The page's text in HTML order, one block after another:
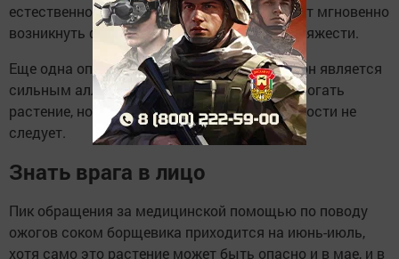
естественной защиты от солнца коже может мгновенно
возникнуть фотодерматит разной степени тяжести.
Еще одна опасность борщевика в том, что он является
сильным аллергеном. Поэтому не только трогать
растение, но даже находиться с ним поблизости не
следует.
Знать врага в лицо
Пик обращения за медицинской помощью по поводу
ожогов соком борщевика приходится на июнь-июль,
хотя само это растение может быть опасно и в мае, и в